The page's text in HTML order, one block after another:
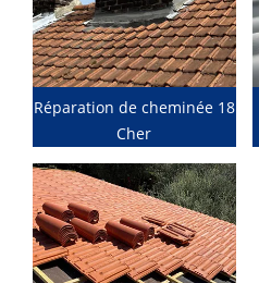
Réparation de cheminée 18
Cher